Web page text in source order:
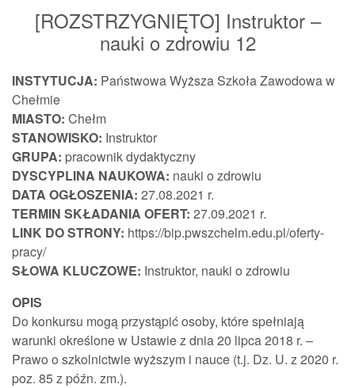
[ROZSTRZYGNIĘTO] Instruktor –
nauki o zdrowiu 12
INSTYTUCJA: Państwowa Wyższa Szkoła Zawodowa w
Chełmie
MIASTO: Chełm
STANOWISKO: Instruktor
GRUPA: pracownik dydaktyczny
DYSCYPLINA NAUKOWA: nauki o zdrowiu
DATA OGŁOSZENIA: 27.08.2021 r.
TERMIN SKŁADANIA OFERT: 27.09.2021 r.
LINK DO STRONY: https://bip.pwszchelm.edu.pl/oferty-
pracy/
SŁOWA KLUCZOWE: Instruktor, nauki o zdrowiu
OPIS
Do konkursu mogą przystąpić osoby, które spełniają
warunki określone w Ustawie z dnia 20 lipca 2018 r. –
Prawo o szkolnictwie wyższym i nauce (t.j. Dz. U. z 2020 r.
poz. 85 z późn. zm.).